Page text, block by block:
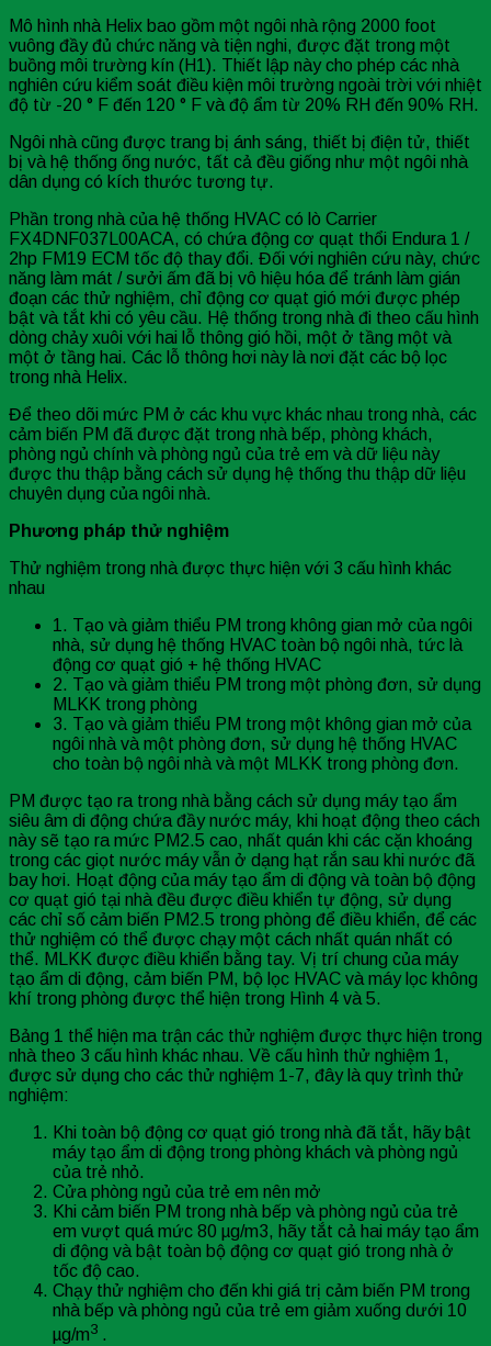
Mô hình nhà Helix bao gồm một ngôi nhà rộng 2000 foot
vuông đầy đủ chức năng và tiện nghi, được đặt trong một
buồng môi trường kín (H1). Thiết lập này cho phép các nhà
nghiên cứu kiểm soát điều kiện môi trường ngoài trời với nhiệt
độ từ -20 ° F đến 120 ° F và độ ẩm từ 20% RH đến 90% RH.
Ngôi nhà cũng được trang bị ánh sáng, thiết bị điện tử, thiết
bị và hệ thống ống nước, tất cả đều giống như một ngôi nhà
dân dụng có kích thước tương tự.
Phần trong nhà của hệ thống HVAC có lò Carrier
FX4DNF037L00ACA, có chứa động cơ quạt thổi Endura 1 /
2hp FM19 ECM tốc độ thay đổi. Đối với nghiên cứu này, chức
năng làm mát / sưởi ấm đã bị vô hiệu hóa để tránh làm gián
đoạn các thử nghiệm, chỉ động cơ quạt gió mới được phép
bật và tắt khi có yêu cầu. Hệ thống trong nhà đi theo cấu hình
dòng chảy xuôi với hai lỗ thông gió hồi, một ở tầng một và
một ở tầng hai. Các lỗ thông hơi này là nơi đặt các bộ lọc
trong nhà Helix.
Để theo dõi mức PM ở các khu vực khác nhau trong nhà, các
cảm biến PM đã được đặt trong nhà bếp, phòng khách,
phòng ngủ chính và phòng ngủ của trẻ em và dữ liệu này
được thu thập bằng cách sử dụng hệ thống thu thập dữ liệu
chuyên dụng của ngôi nhà.
Phương pháp thử nghiệm
Thử nghiệm trong nhà được thực hiện với 3 cấu hình khác
nhau
1. Tạo và giảm thiểu PM trong không gian mở của ngôi
nhà, sử dụng hệ thống HVAC toàn bộ ngôi nhà, tức là
động cơ quạt gió + hệ thống HVAC
2. Tạo và giảm thiểu PM trong một phòng đơn, sử dụng
MLKK trong phòng
3. Tạo và giảm thiểu PM trong một không gian mở của
ngôi nhà và một phòng đơn, sử dụng hệ thống HVAC
cho toàn bộ ngôi nhà và một MLKK trong phòng đơn.
PM được tạo ra trong nhà bằng cách sử dụng máy tạo ẩm
siêu âm di động chứa đầy nước máy, khi hoạt động theo cách
này sẽ tạo ra mức PM2.5 cao, nhất quán khi các cặn khoáng
trong các giọt nước máy vẫn ở dạng hạt rắn sau khi nước đã
bay hơi. Hoạt động của máy tạo ẩm di động và toàn bộ động
cơ quạt gió tại nhà đều được điều khiển tự động, sử dụng
các chỉ số cảm biến PM2.5 trong phòng để điều khiển, để các
thử nghiệm có thể được chạy một cách nhất quán nhất có
thể. MLKK được điều khiển bằng tay. Vị trí chung của máy
tạo ẩm di động, cảm biến PM, bộ lọc HVAC và máy lọc không
khí trong phòng được thể hiện trong Hình 4 và 5.
Bảng 1 thể hiện ma trận các thử nghiệm được thực hiện trong
nhà theo 3 cấu hình khác nhau. Về cấu hình thử nghiệm 1,
được sử dụng cho các thử nghiệm 1-7, đây là quy trình thử
nghiệm:
Khi toàn bộ động cơ quạt gió trong nhà đã tắt, hãy bật
máy tạo ẩm di động trong phòng khách và phòng ngủ
của trẻ nhỏ.
Cửa phòng ngủ của trẻ em nên mở
Khi cảm biến PM trong nhà bếp và phòng ngủ của trẻ
em vượt quá mức 80 µg/m3, hãy tắt cả hai máy tạo ẩm
di động và bật toàn bộ động cơ quạt gió trong nhà ở
tốc độ cao.
Chạy thử nghiệm cho đến khi giá trị cảm biến PM trong
nhà bếp và phòng ngủ của trẻ em giảm xuống dưới 10
µg/m3 .